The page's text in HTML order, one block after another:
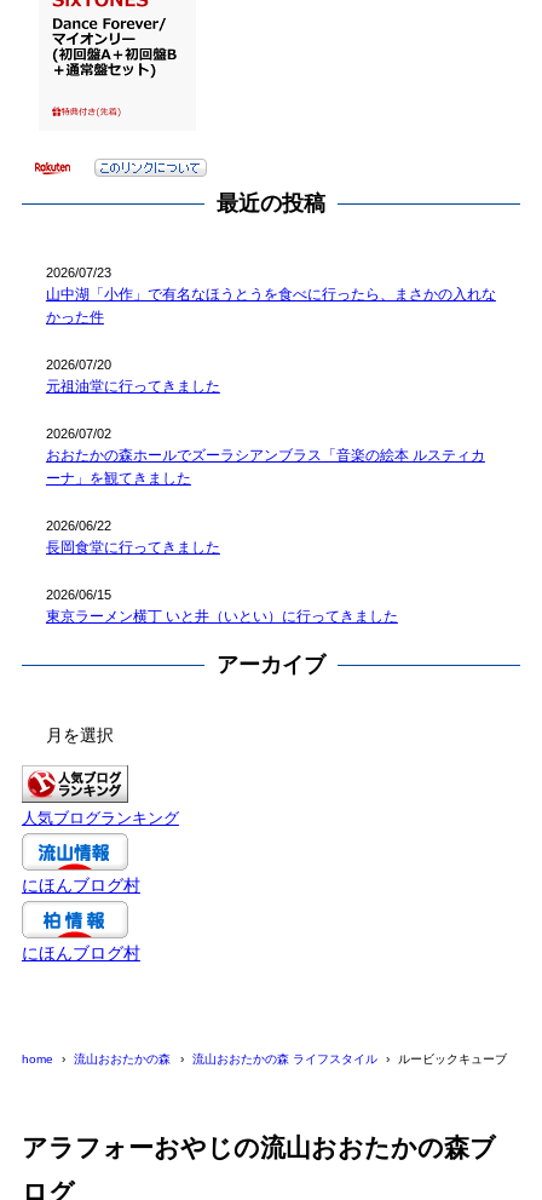
最近の投稿
山中湖「小作」で有名なほうとうを食べに行ったら、まさかの入れな
かった件
2026/07/23
元祖油堂に行ってきました
2026/07/20
おおたかの森ホールでズーラシアンブラス「音楽の絵本 ルスティカ
ーナ」を観てきました
2026/07/02
長岡食堂に行ってきました
2026/06/22
東京ラーメン横丁 いと井（いとい）に行ってきました
2026/06/15
アーカイブ
カ
イ
ブ
人気ブログランキング
にほんブログ村
にほんブログ村
home 流山おおたかの森 流山おおたかの森 ライフスタイル ルービックキューブ
アラフォーおやじの流山おおたかの森ブ
ログ